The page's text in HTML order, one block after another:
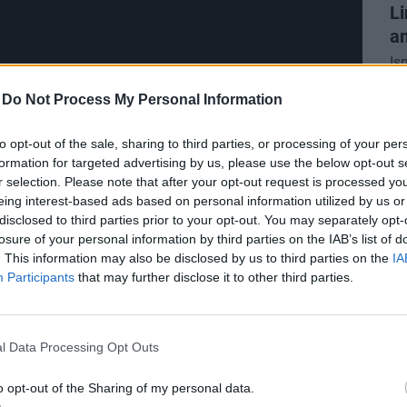
Do Not Process My Personal Information
opt-out of the sale, sharing to third parties, or processing of your
for targeted advertising by us, please use the below opt-out
selection. Please note that after your opt-out request is processed
interest-based ads based on personal information utilized by us
to third parties prior to your opt-out. You may separately
of your personal information by third parties on the IAB’s list of
This information may also be disclosed by us to third parties on the
Participants that may further disclose it to other third parties.
Data Processing Opt Outs
opt-out of the Sharing of my personal data.
az átlátható szabályok, a kölcsönös bizalom
be kell látniuk, hogy az egyéni szabadság
, hiszen ezzel a kompromisszummal olyan
juthatnak, amely végül mindegyikőjüknek
gyümölcspiac fokozottan kitett az
és az importversenynek, ezért a kertészeti
KÉPES FOLYAMATOSAN
ÉS LOGISZTIKAI